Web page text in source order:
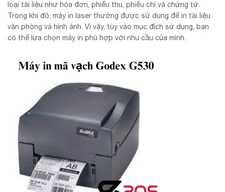
loại tài liệu như hóa đơn, phiếu thu, phiếu chi và chứng từ.
Trong khi đó, máy in laser thường được sử dụng để in tài liệu
văn phòng và hình ảnh. Vì vậy, tùy vào mục đích sử dụng, bạn
có thể lựa chọn máy in phù hợp với nhu cầu của mình.